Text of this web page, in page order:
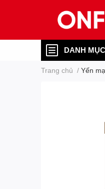
DANH
Trang chủ / Yến